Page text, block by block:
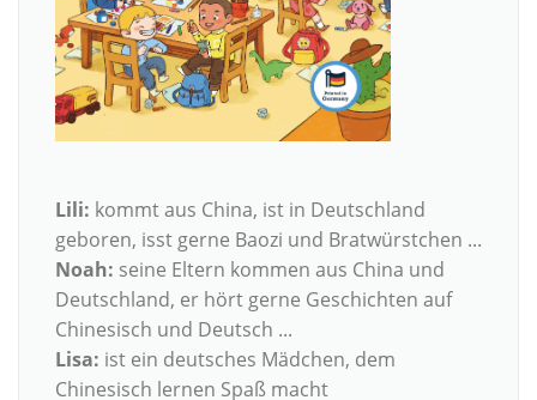
Lili: kommt aus China, ist in Deutschland
geboren, isst gerne Baozi und Bratwürstchen ...
Noah: seine Eltern kommen aus China und
Deutschland, er hört gerne Geschichten auf
Chinesisch und Deutsch ...
Lisa: ist ein deutsches Mädchen, dem
Chinesisch lernen Spaß macht